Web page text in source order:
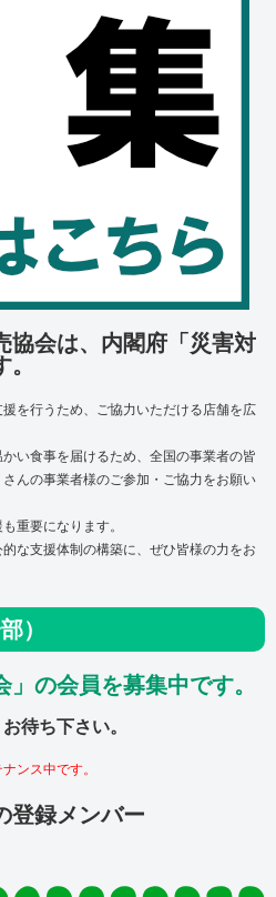
協会は、内閣府「災害対
を行うため、ご協力いただける店舗を広
い食事を届けるため、 全国の事業者の皆
んの事業者様のご参加・ご協力をお願い
重要になります。
な支援体制の構築に、ぜひ皆様の力をお
）
」の会員を募集中です。
待ち下さい。
ンス中です。
登録メンバー